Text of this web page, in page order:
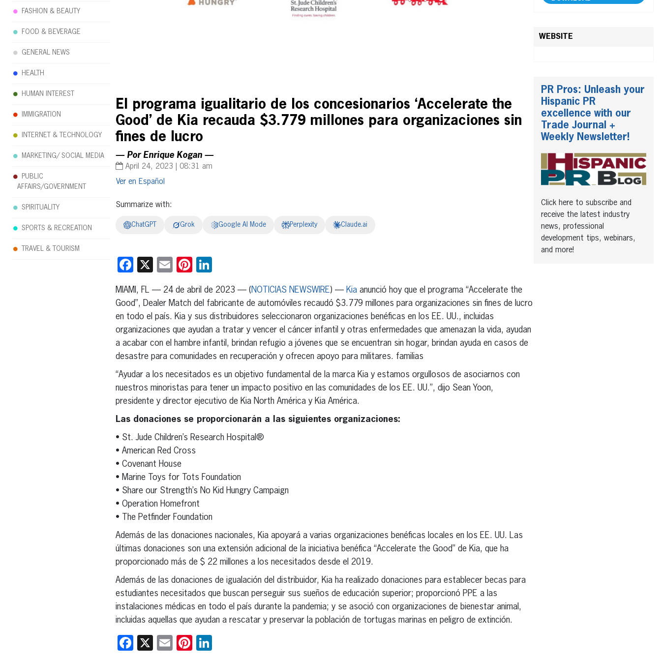
El programa igualitario de los concesionarios ‘Accelerate the
Good’ de Kia recauda $3.779 millones para organizaciones sin
fines de lucro
— Por Enrique Kogan —
April 24, 2023 | 08:31 am
Español
Summarize with:
ChatGPT Grok Google AI Mode Perplexity Claude.ai
Facebook
X EmailPinterest
MIAMI, FL — 24 de abril de 2023 — (NOTICIAS NEWSWIRE) — Kiaanunció hoy que el programa “Accelerate the
Good”, Dealer Match del fabricante de automóviles recaudó $3.779 millones para organizaciones sin fines de lucro
en todo el país. Kia y sus distribuidores seleccionaron organizaciones benéficas en los EE. UU., incluidas
organizaciones que ayudan a tratar y vencer el cáncer infantil y otras enfermedades que amenazan la vida, ayudan
a acabar con el hambre infantil, brindan refugio a jóvenes que se encuentran sin hogar, brindan ayuda en casos de
desastre para comunidades en recuperación y ofrecen apoyo para militares. familias
“Ayudar a los necesitados es un objetivo fundamental de la marca Kia y estamos orgullosos de asociarnos con
nuestros minoristas para tener un impacto positivo en las comunidades de los EE. UU.”, dijo Sean Yoon,
presidente y director ejecutivo de Kia North América y Kia América.
Las donaciones se proporcionarán a las siguientes organizaciones:
• St. Jude Children’s Research Hospital®
• American Red Cross
• Covenant House
• Marine Toys for Tots Foundation
• Share our Strength’s No Kid Hungry Campaign
• Operation Homefront
• The Petfinder Foundation
Además de las donaciones nacionales, Kia apoyará a varias organizaciones benéficas locales en los EE. UU. Las
últimas donaciones son una extensión adicional de la iniciativa benéfica “Accelerate the Good” de Kia, que ha
proporcionado más de $ 22 millones a los necesitados desde el 2019.
Además de las donaciones de igualación del distribuidor, Kia ha realizado donaciones para establecer becas para
estudiantes necesitados que buscan perseguir sus sueños de educación superior; proporcionó PPE a las
instalaciones médicas en todo el país durante la pandemia; y se asoció con organizaciones de bienestar animal,
incluidas aquellas que ayudan a rescatar y preservar la población de tortugas marinas en peligro de extinción.
Facebook
X EmailPinterest
WEBSITE
PR Pros: Unleash your
Hispanic PR
excellence with our
Trade Journal +
Weekly Newsletter!
Click here to subscribe and
receive the latest industry
news, professional
development tips, webinars,
and more!
FASHION & BEAUTY
FOOD & BEVERAGE
GENERAL NEWS
HEALTH
HUMAN INTEREST
IMMIGRATION
INTERNET & TECHNOLOGY
MARKETING/ SOCIAL MEDIA
PUBLIC
AFFAIRS/GOVERNMENT
SPIRITUALITY
SPORTS & RECREATION
TRAVEL & TOURISM